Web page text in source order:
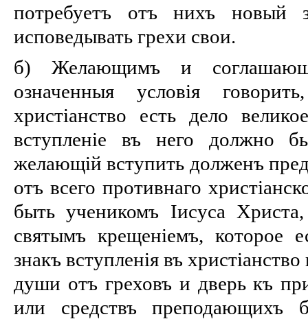
потребуетъ отъ нихъ новый
исповедывать грехи свои.
б) Желающимъ и
означенныя условія
христіанство есть дело
вступленіе въ него должно
желающій вступить долженъ
отъ всего противнаго
быть ученикомъ Іисуса
святымъ крещеніемъ, которое
знакъ вступленія въ
души отъ греховъ и дверь къ
или средствъ преподающихъ